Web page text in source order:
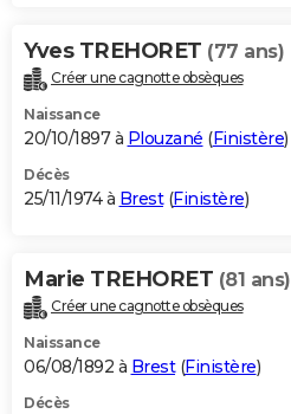
Yves TREHORET (77 ans)
Créer une cagnotte obsèques
Naissance
20/10/1897 à Plouzané (Finistère)
Décès
25/11/1974 à Brest(Finistère)
Marie TREHORET (81 ans)
Créer une cagnotte obsèques
Naissance
06/08/1892 à Brest(Finistère)
Décès